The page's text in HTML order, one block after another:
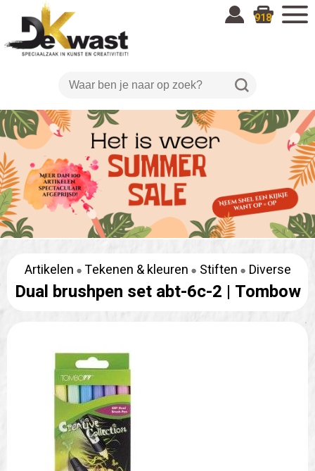
918
Artikelen Tekenen & kleuren Stiften Diverse
Dual brushpen set abt-6c-2 | Tombow